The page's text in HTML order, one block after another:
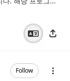
Follow